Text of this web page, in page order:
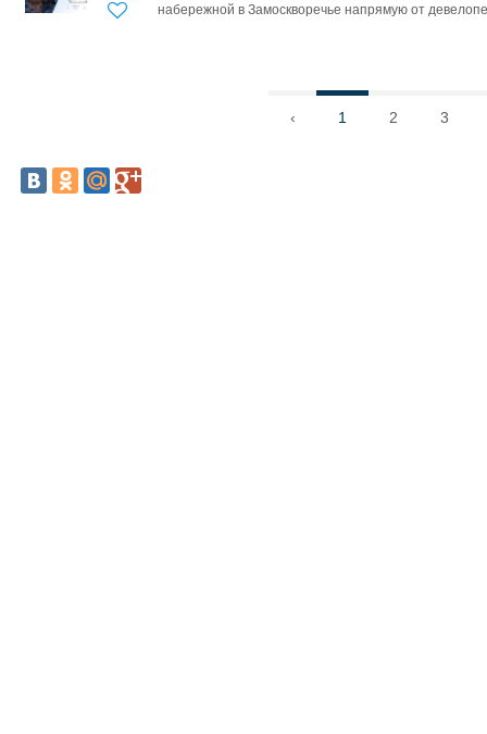
набережной в Замоскворечье напрямую от
‹ 1 2 3